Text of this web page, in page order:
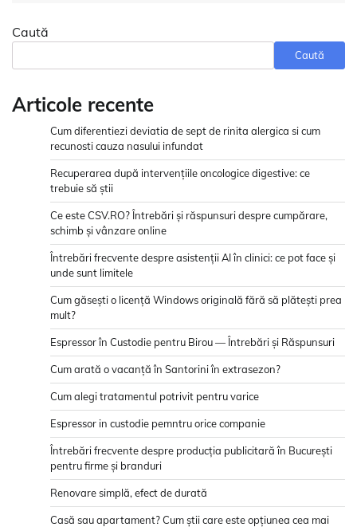
Caută
Caută
Articole recente
Cum diferentiezi deviatia de sept de rinita alergica si cum
recunosti cauza nasului infundat
Recuperarea după intervențiile oncologice digestive: ce
trebuie să știi
Ce este CSV.RO? Întrebări și răspunsuri despre cumpărare,
schimb și vânzare online
Întrebări frecvente despre asistenții AI în clinici: ce pot face și
unde sunt limitele
Cum găsești o licență Windows originală fără să plătești prea
mult?
Espressor în Custodie pentru Birou — Întrebări și Răspunsuri
Cum arată o vacanță în Santorini în extrasezon?
Cum alegi tratamentul potrivit pentru varice
Espressor in custodie pemntru orice companie
Întrebări frecvente despre producția publicitară în București
pentru firme și branduri
Renovare simplă, efect de durată
Casă sau apartament? Cum știi care este opțiunea cea mai